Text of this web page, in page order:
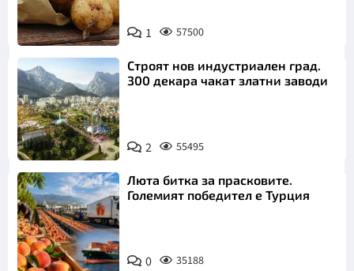
Снимка:
Пиксабей
1 57500
Строят нов индустриален град.
300 декара чакат златни заводи
2 55495
Люта битка за прасковите.
Големият победител е Турция
0 35188